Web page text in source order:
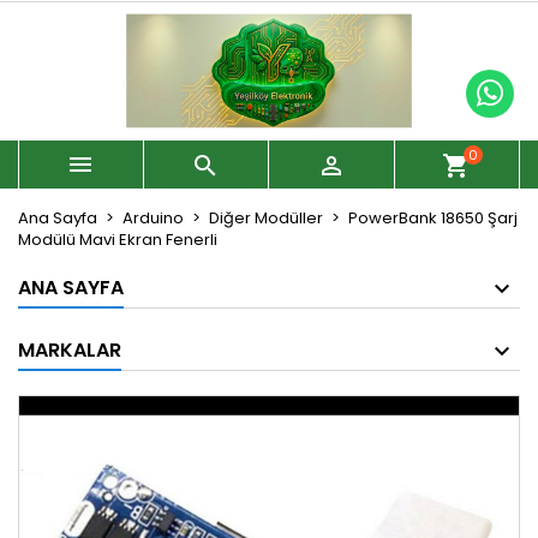
   shopping_cart0
Ana Sayfa Arduino Diğer Modüller
PowerBank 18650 Şarj
Modülü Mavi Ekran Fenerli
ANA SAYFA
MARKALAR